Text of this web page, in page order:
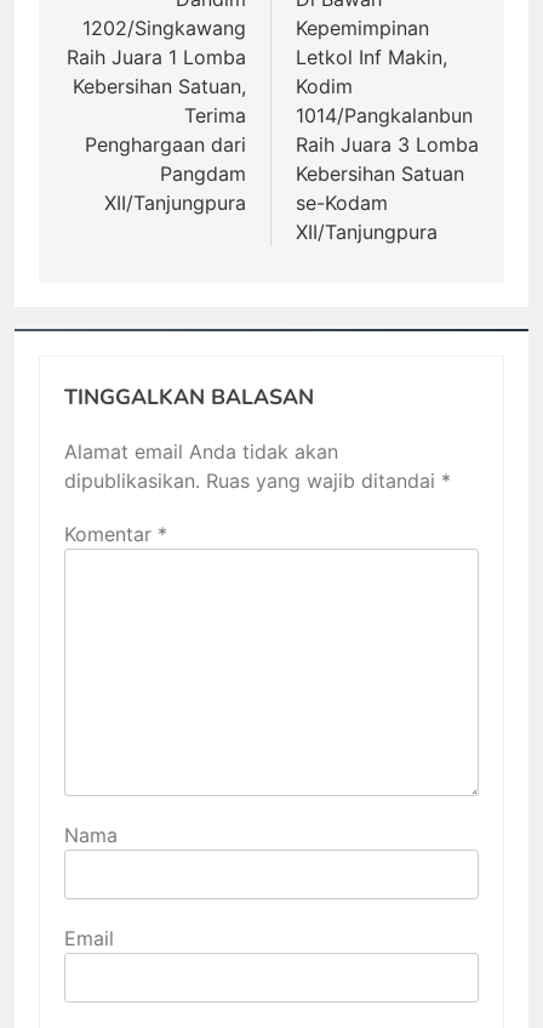
1202/Singkawang
Raih Juara 1 Lomba
Kebersihan Satuan,
Terima
Penghargaan dari
Pangdam
XII/Tanjungpura
Kepemimpinan
Letkol Inf Makin,
Kodim
1014/Pangkalanbun
Raih Juara 3 Lomba
Kebersihan Satuan
se-Kodam
XII/Tanjungpura
TINGGALKAN BALASAN
Alamat email Anda tidak akan
dipublikasikan. Ruas yang wajib ditandai *
Komentar *
Nama
Email